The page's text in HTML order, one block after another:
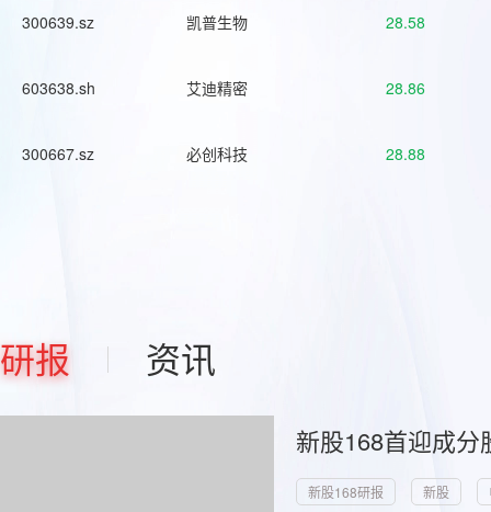
300639.sz 凯普生物 28.58
603638.sh 艾迪精密 28.86
300667.sz 必创科技 28.88
研报 资讯
新股168首迎成
新股168研报 新股